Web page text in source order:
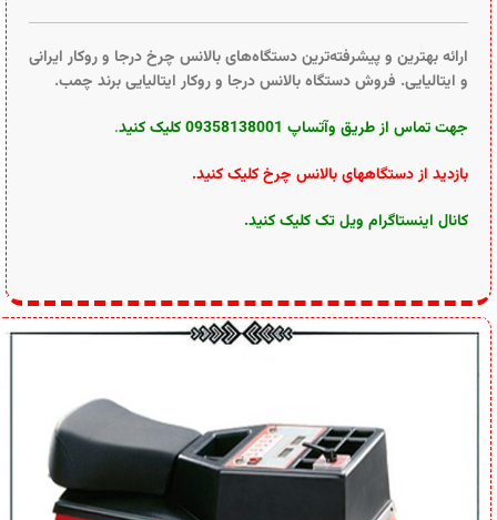
ارائه بهترین و پیشرفته‌ترین دستگاه‌های بالانس چرخ درجا و روکار ایرانی
و ایتالیایی. فروش دستگاه‌ بالانس درجا و روکار ایتالیایی برند چمب.
جهت تماس از طریق وآتساپ 09358138001 کلیک کنید
.
بازدید از دستگاههای بالانس چرخ کلیک کنید.
کانال اینستاگرام ویل تک کلیک کنید.